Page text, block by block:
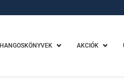
HANGOSKÖNYVEK AKCIÓK